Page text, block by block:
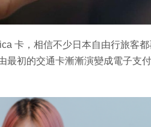
卡，相信不少日本自由行旅客
最初的交通卡漸漸演變成電子支